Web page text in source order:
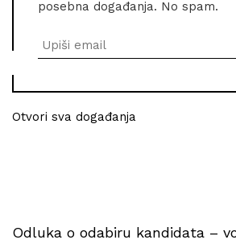
posebna događanja. No spam.
Otvori sva događanja
Odluka o odabiru kandidata –